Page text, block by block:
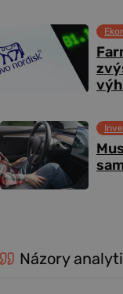
Názory